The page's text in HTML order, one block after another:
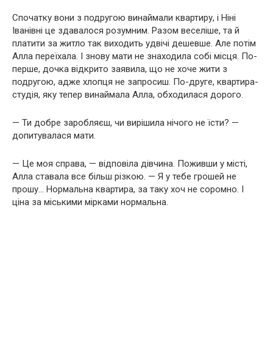
Спочатку вони з подругою винаймали квартиру, і Ніні
Іванівні це здавалося розумним. Разом веселіше, та й
платити за житло так виходить удвічі дешевше. Але потім
Алла переїхала. І знову мати не знаходила собі місця. По-
перше, дочка відкрито заявила, що не хоче жити з
подругою, адже хлопця не запросиш. По-друге, квартира-
студія, яку тепер винаймала Алла, обходилася дорого.
— Ти добре заробляєш, чи вирішила нічого не їсти? —
допитувалася мати.
— Це моя справа, — відповіла дівчина. Поживши у місті,
Алла ставала все більш різкою. — Я у тебе грошей не
прошу… Нормальна квартира, за таку хоч не соромно. І
ціна за міськими мірками нормальна.